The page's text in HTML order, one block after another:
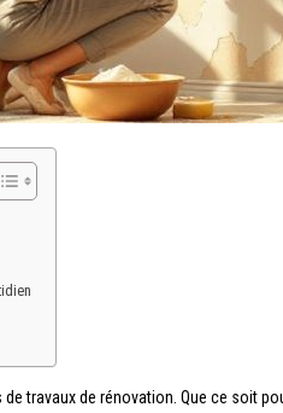
de travaux de rénovation. Que ce soit